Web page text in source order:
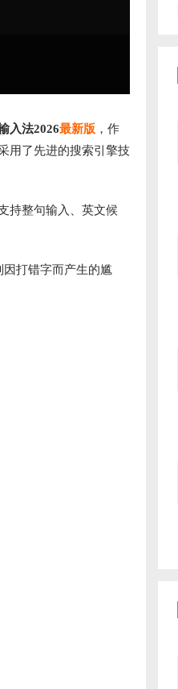
入法2026最新版 ，作
用了先进的搜索引擎技
持整句输入、英文候
打错字而产生的尴